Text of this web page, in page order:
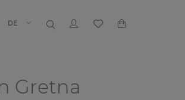
DE
Gretna